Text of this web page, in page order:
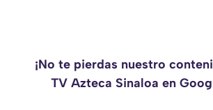
¡No te pierdas nuestro
TV Azteca Sinaloa en